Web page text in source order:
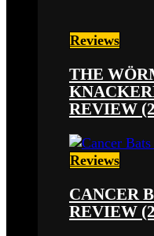
Reviews
THE
REVIEW
Reviews
CANCER
REVIEW